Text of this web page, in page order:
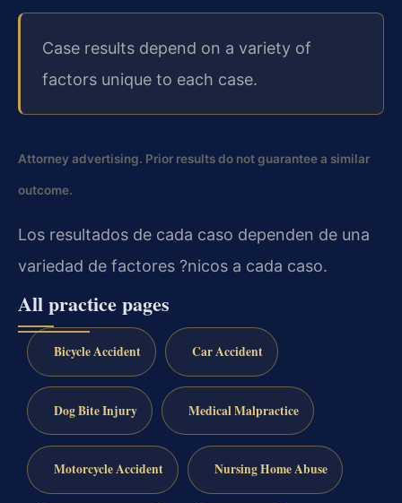
Case results depend on a variety of
factors unique to each case.
Attorney advertising. Prior results do not guarantee a similar
outcome.
Los resultados de cada caso dependen de una
variedad de factores ?nicos a cada caso.
All practice pages
Bicycle Accident Car Accident
Dog Bite Injury Medical Malpractice
Motorcycle Accident Nursing Home Abuse